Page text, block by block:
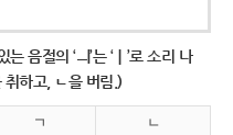
음절의 ‘ㅢ’는 ‘ㅣ’로 소리 나
취하고, ㄴ을 버림.)
ㄱ ㄴ